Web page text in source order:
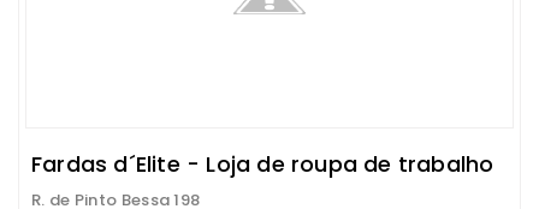
Fardas d´Elite - Loja de roupa de trabalho
R. de Pinto Bessa 198